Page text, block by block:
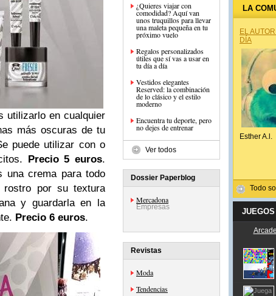
utilizarlo en cualquier
más oscuras de tu
puede utilizar con o
Precio 5 euros.
crema para todo
rostro por su textura
y guardarla en la
Precio 6 euros.
¿Quieres viajar con
comodidad? Aquí van
unos truquillos para llevar
una maleta pequeña en tu
próximo vuelo
Regalos personalizados
útiles que sí vas a usar en
tu día a día
Vestidos elegantes
Reserved: la combinación
de lo clásico y el estilo
moderno
Encuentra tu deporte, pero
no dejes de entrenar
Ver todos
Dossier Paperblog
Mercadona
Empresas
Revistas
Moda
Tendencias
LA
EL
DÍA
Esther A.l.
Todo
Arcade